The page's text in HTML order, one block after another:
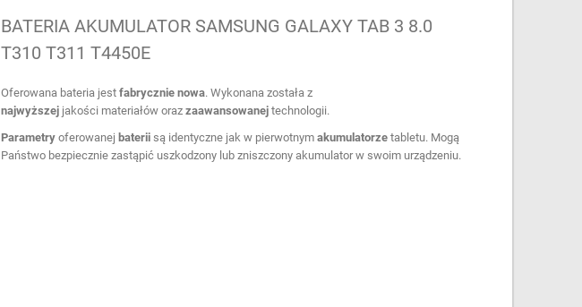
BATERIA AKUMULATOR SAMSUNG GALAXY TAB 3 8.0
T310 T311 T4450E
Oferowana bateria jest fabrycznie nowa. Wykonana została z
najwyższej jakości materiałów oraz zaawansowanej technologii.
Parametry oferowanej baterii są identyczne jak w pierwotnym akumulatorze tabletu. Mogą
Państwo bezpiecznie zastąpić uszkodzony lub zniszczony akumulator w swoim urządzeniu.